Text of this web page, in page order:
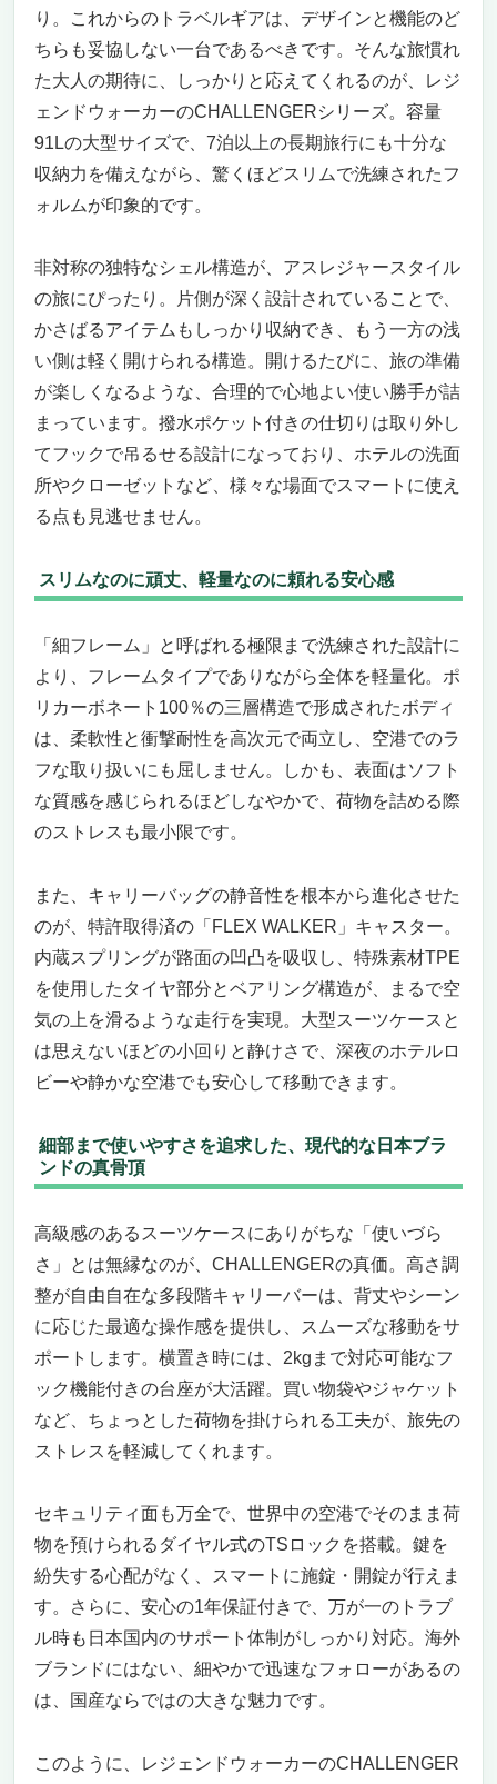
り。これからのトラベルギアは、デザインと機能のど
ちらも妥協しない一台であるべきです。そんな旅慣れ
た大人の期待に、しっかりと応えてくれるのが、レジ
ェンドウォーカーのCHALLENGERシリーズ。容量
91Lの大型サイズで、7泊以上の長期旅行にも十分な
収納力を備えながら、驚くほどスリムで洗練されたフ
ォルムが印象的です。
非対称の独特なシェル構造が、アスレジャースタイル
の旅にぴったり。片側が深く設計されていることで、
かさばるアイテムもしっかり収納でき、もう一方の浅
い側は軽く開けられる構造。開けるたびに、旅の準備
が楽しくなるような、合理的で心地よい使い勝手が詰
まっています。撥水ポケット付きの仕切りは取り外し
てフックで吊るせる設計になっており、ホテルの洗面
所やクローゼットなど、様々な場面でスマートに使え
る点も見逃せません。
スリムなのに頑丈、軽量なのに頼れる安心感
「細フレーム」と呼ばれる極限まで洗練された設計に
より、フレームタイプでありながら全体を軽量化。ポ
リカーボネート100％の三層構造で形成されたボディ
は、柔軟性と衝撃耐性を高次元で両立し、空港でのラ
フな取り扱いにも屈しません。しかも、表面はソフト
な質感を感じられるほどしなやかで、荷物を詰める際
のストレスも最小限です。
また、キャリーバッグの静音性を根本から進化させた
のが、特許取得済の「FLEX WALKER」キャスター。
内蔵スプリングが路面の凹凸を吸収し、特殊素材TPE
を使用したタイヤ部分とベアリング構造が、まるで空
気の上を滑るような走行を実現。大型スーツケースと
は思えないほどの小回りと静けさで、深夜のホテルロ
ビーや静かな空港でも安心して移動できます。
細部まで使いやすさを追求した、現代的な日本ブラ
ンドの真骨頂
高級感のあるスーツケースにありがちな「使いづら
さ」とは無縁なのが、CHALLENGERの真価。高さ調
整が自由自在な多段階キャリーバーは、背丈やシーン
に応じた最適な操作感を提供し、スムーズな移動をサ
ポートします。横置き時には、2kgまで対応可能なフ
ック機能付きの台座が大活躍。買い物袋やジャケット
など、ちょっとした荷物を掛けられる工夫が、旅先の
ストレスを軽減してくれます。
セキュリティ面も万全で、世界中の空港でそのまま荷
物を預けられるダイヤル式のTSロックを搭載。鍵を
紛失する心配がなく、スマートに施錠・開錠が行えま
す。さらに、安心の1年保証付きで、万が一のトラブ
ル時も日本国内のサポート体制がしっかり対応。海外
ブランドにはない、細やかで迅速なフォローがあるの
は、国産ならではの大きな魅力です。
このように、レジェンドウォーカーのCHALLENGER